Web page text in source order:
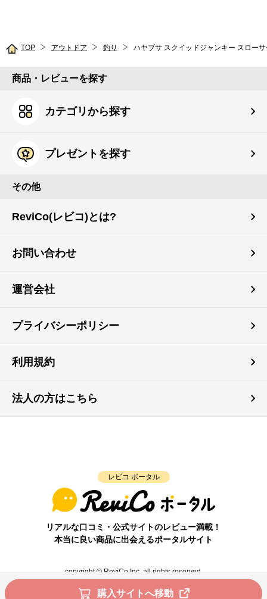
購入サイトへ移動
TOP アウトドア 釣り
商品・レビューを探す
カテゴリから探す
プレゼントを探す
その他
ReviCo(レビコ)とは?
お問い合わせ
運営会社
プライバシーポリシー
利用規約
法人の方はこちら
レビコ ポータル
リアルな口コミ・公式サイトのレビュー満載！
本当に良い商品に出会えるポータルサイト
copyright © ReviCo Inc. all rights reserved.